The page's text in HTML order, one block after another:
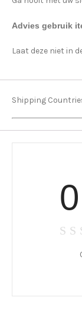
Advies gebruik
Laat deze niet in
Shipping